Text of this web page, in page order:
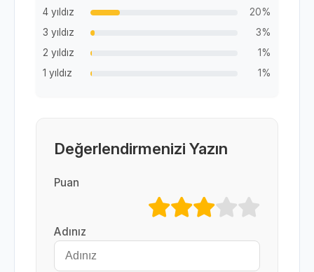
4 yıldız
20%
3 yıldız
3%
2 yıldız
1%
1 yıldız
1%
Değerlendirmenizi Yazın
Puan
Adınız